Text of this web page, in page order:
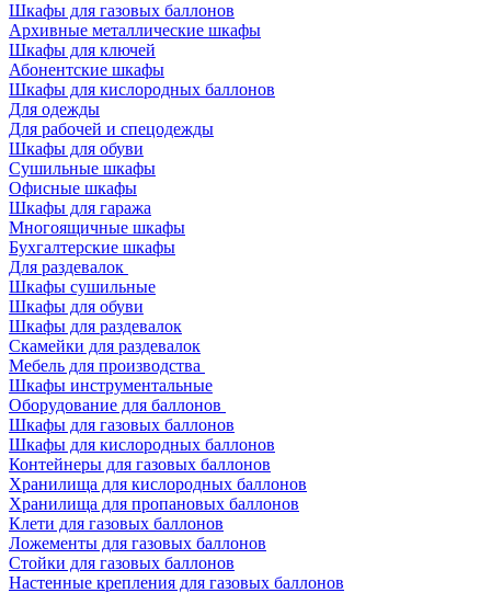
Шкафы для газовых баллонов
Архивные металлические шкафы
Шкафы для ключей
Абонентские шкафы
Шкафы для кислородных баллонов
Для одежды
Для рабочей и спецодежды
Шкафы для обуви
Сушильные шкафы
Офисные шкафы
Шкафы для гаража
Многоящичные шкафы
Бухгалтерские шкафы
Для раздевалок
Шкафы сушильные
Шкафы для обуви
Шкафы для раздевалок
Скамейки для раздевалок
Мебель для производства
Шкафы инструментальные
Оборудование для баллонов
Шкафы для газовых баллонов
Шкафы для кислородных баллонов
Контейнеры для газовых баллонов
Хранилища для кислородных баллонов
Хранилища для пропановых баллонов
Клети для газовых баллонов
Ложементы для газовых баллонов
Стойки для газовых баллонов
Настенные крепления для газовых баллонов